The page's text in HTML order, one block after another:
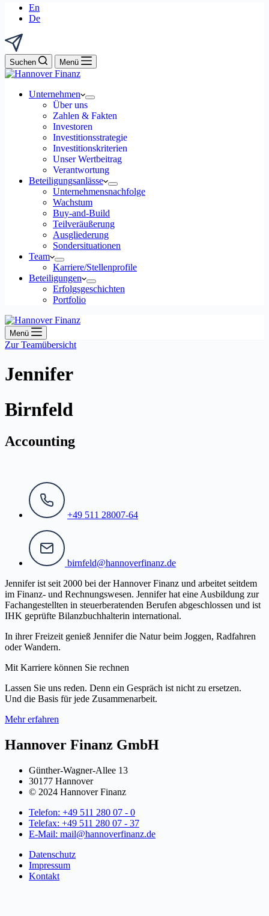
En
De
Suchen Menü
Unternehmen
Über uns
Zahlen & Fakten
Investoren
Investitionsstrategie
Investitionskriterien
Unser Wertbeitrag
Verantwortung
Beteiligungsanlässe
Unternehmensnachfolge
Wachstum
Buy-and-Build
Teilveräußerung
Ausgliederung
Sondersituationen
Team
Karriere/Stellenprofile
Beteiligungen
Erfolgsgeschichten
Portfolio
Menü
Zur Teamübersicht
Jennifer
Birnfeld
Accounting
+49 511 28007-64
birnfeld@hannoverfinanz.de
Jennifer ist seit 2000 bei der Hannover Finanz und arbeitet seitdem
im Finanz- und Rechnungswesen. Jennifer hat eine Ausbildung zur
Fachangestellten in steuerberatenden Berufen abgeschlossen und ist
IHK geprüfte Bilanzbuchhalterin international.
In ihrer Freizeit genieß Jennifer die Natur beim Joggen, Radfahren
oder Wandern.
Mit Karriere können Sie rechnen
Lassen Sie uns reden. Denn ein Gespräch ist nicht zu ersetzen.
Und die Basis für jede Zusammenarbeit.
Mehr erfahren
Hannover Finanz GmbH
Günther-Wagner-Allee 13
30177 Hannover
© 2024 Hannover Finanz
Telefon: +49 511 280 07 - 0
Telefax: +49 511 280 07 - 37
E-Mail: mail@hannoverfinanz.de
Datenschutz
Impressum
Kontakt